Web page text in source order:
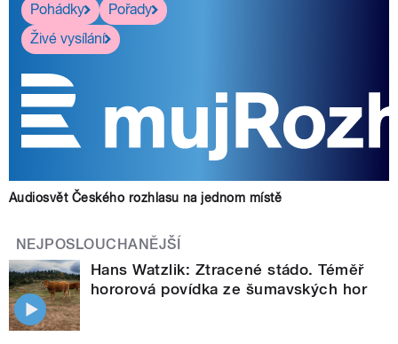
Pohádky
Pořady
Živé vysílání
Audiosvět Českého rozhlasu na jednom místě
NEJPOSLOUCHANĚJŠÍ
Hans Watzlik: Ztracené stádo. Téměř
hororová povídka ze šumavských hor